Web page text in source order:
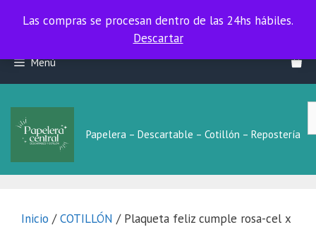
Las compras se procesan dentro de las 24hs hábiles.
Las compras se procesan dentro de las 24hs hábiles.
Descartar
contenido
Menú
Papelera – Descartable – Cotillón – Repostería
Inicio /COTILLÓN / Plaqueta feliz cumple rosa-cel x